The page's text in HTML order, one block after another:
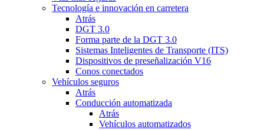
Tecnología e innovación en carretera
Atrás
DGT 3.0
Forma parte de la DGT 3.0
Sistemas Inteligentes de Transporte (ITS)
Dispositivos de preseñalización V16
Conos conectados
Vehículos seguros
Atrás
Conducción automatizada
Atrás
Vehículos automatizados